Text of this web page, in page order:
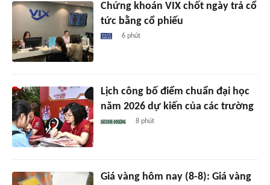
Chứng khoán VIX chốt ngày trả cổ
tức bằng cổ phiếu
6 phút
Lịch công bố điểm chuẩn đại học
năm 2026 dự kiến của các trường
8 phút
Giá vàng hôm nay (8-8): Giá vàng